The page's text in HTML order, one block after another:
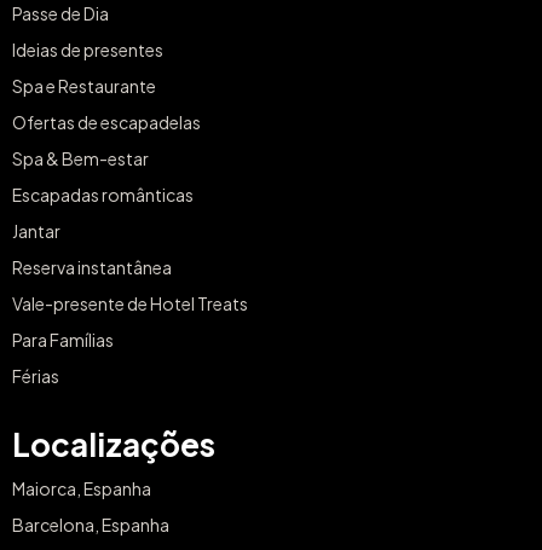
Passe de Dia
Ideias de presentes
Spa e Restaurante
Ofertas de escapadelas
Spa & Bem-estar
Escapadas românticas
Jantar
Reserva instantânea
Vale-presente de Hotel Treats
Para Famílias
Férias
Localizações
Maiorca, Espanha
Barcelona, Espanha